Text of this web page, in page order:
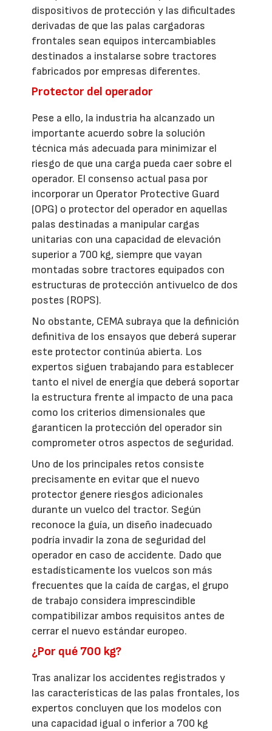
dispositivos de protección y las dificultades
derivadas de que las palas cargadoras
frontales sean equipos intercambiables
destinados a instalarse sobre tractores
fabricados por empresas diferentes.
Protector del operador
Pese a ello, la industria ha alcanzado un
importante acuerdo sobre la solución
técnica más adecuada para minimizar el
riesgo de que una carga pueda caer sobre el
operador. El consenso actual pasa por
incorporar un Operator Protective Guard
(OPG) o protector del operador en aquellas
palas destinadas a manipular cargas
unitarias con una capacidad de elevación
superior a 700 kg, siempre que vayan
montadas sobre tractores equipados con
estructuras de protección antivuelco de dos
postes (ROPS).
No obstante, CEMA subraya que la definición
definitiva de los ensayos que deberá superar
este protector continúa abierta. Los
expertos siguen trabajando para establecer
tanto el nivel de energía que deberá soportar
la estructura frente al impacto de una paca
como los criterios dimensionales que
garanticen la protección del operador sin
comprometer otros aspectos de seguridad.
Uno de los principales retos consiste
precisamente en evitar que el nuevo
protector genere riesgos adicionales
durante un vuelco del tractor. Según
reconoce la guía, un diseño inadecuado
podría invadir la zona de seguridad del
operador en caso de accidente. Dado que
estadísticamente los vuelcos son más
frecuentes que la caída de cargas, el grupo
de trabajo considera imprescindible
compatibilizar ambos requisitos antes de
cerrar el nuevo estándar europeo.
¿Por qué 700 kg?
Tras analizar los accidentes registrados y
las características de las palas frontales, los
expertos concluyen que los modelos con
una capacidad igual o inferior a 700 kg